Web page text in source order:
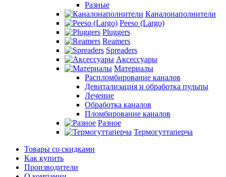
Разные
Каналонаполнители
Peeso (Largo)
Pluggers
Reamers
Spreaders
Аксессуары
Материалы
Распломбирование каналов
Девитализация и обработка пульпы
Лечение
Обработка каналов
Пломбирование каналов
Разное
Термогуттаперча
Товары со скидками
Как купить
Производители